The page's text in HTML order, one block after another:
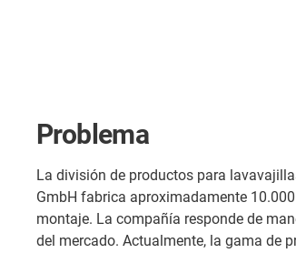
Problema
La división de productos para
GmbH fabrica aproximadamente
montaje. La compañía responde de
del mercado. Actualmente, la gama de